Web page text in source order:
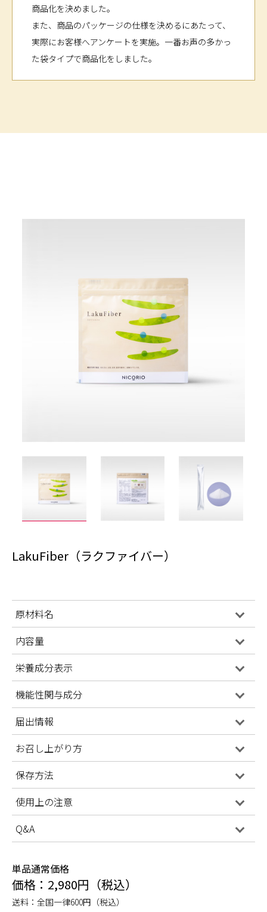
商品化を決めました。
また、商品のパッケージの仕様を決めるにあたって、
実際にお客様へアンケートを実施。一番お声の多かっ
た袋タイプで商品化をしました。
LakuFiber（ラクファイバー）
原材料名
内容量
栄養成分表示
機能性関与成分
届出情報
お召し上がり方
保存方法
使用上の注意
Q&A
単品通常価格
価格：2,980円（税込）
送料：全国一律600円（税込）